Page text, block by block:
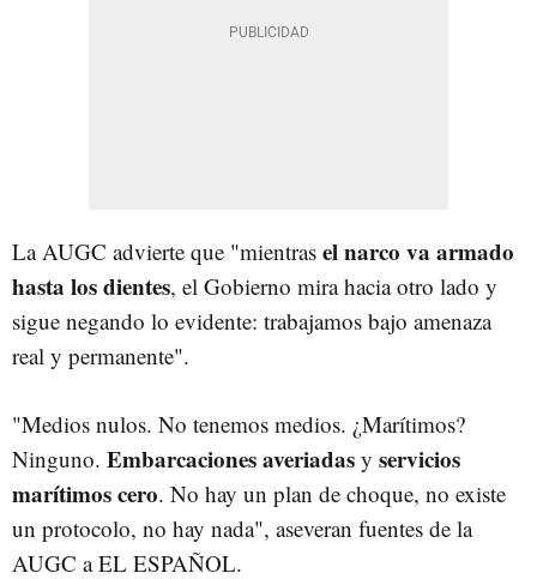
La AUGC advierte que "mientras el narco va armado
hasta los dientes, el Gobierno mira hacia otro lado y
sigue negando lo evidente: trabajamos bajo amenaza
real y permanente".
"Medios nulos. No tenemos medios. ¿Marítimos?
Ninguno. Embarcaciones averiadas y servicios
marítimos cero. No hay un plan de choque, no existe
un protocolo, no hay nada", aseveran fuentes de la
AUGC a EL ESPAÑOL.